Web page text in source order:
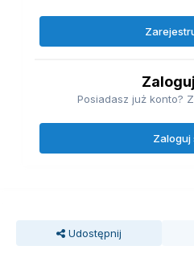
Posiadasz już konto?
Zaloguj
Udostępnij